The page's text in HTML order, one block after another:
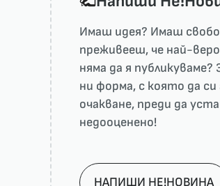
Имаш идея? Имаш
преживееш, че най-
няма да я
ни форма, с която да
очакване, преди да
недооценено!
НАПИШИ НЕ!НОВИНА